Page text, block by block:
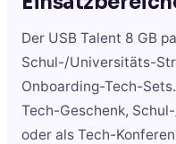
Der USB Talent 8 GB
Schul-/Universitäts-
Onboarding-Tech-
Tech-Geschenk,
oder als Tech-